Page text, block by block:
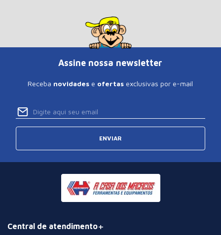
Assine nossa newsletter
Receba novidades e ofertas exclusivas por e-mail
ENVIAR
Central de atendimento